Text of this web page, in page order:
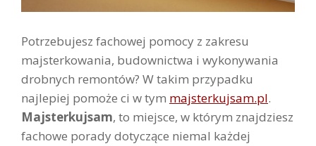
Potrzebujesz fachowej pomocy z zakresu
majsterkowania, budownictwa i wykonywania
drobnych remontów? W takim przypadku
najlepiej pomoże ci w tym majsterkujsam.pl.
Majsterkujsam, to miejsce, w którym znajdziesz
fachowe porady dotyczące niemal każdej